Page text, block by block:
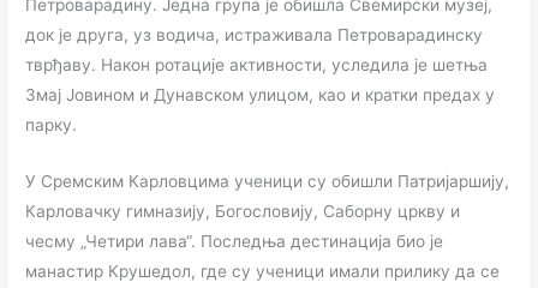
Петроварадину. Једна група је обишла Свемирски музеј,
док је друга, уз водича, истраживала Петроварадинску
тврђаву. Након ротације активности, уследила је шетња
Змај Јовином и Дунавском улицом, као и кратки предах у
парку.
У Сремским Карловцима ученици су обишли Патријаршију,
Карловачку гимназију, Богословију, Саборну цркву и
чесму „Четири лава“. Последња дестинација био је
манастир Крушедол, где су ученици имали прилику да се